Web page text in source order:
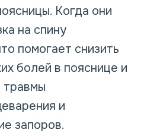
Когда они
на спину
помогает снизить
болей в пояснице и
травмы
и
запоров.